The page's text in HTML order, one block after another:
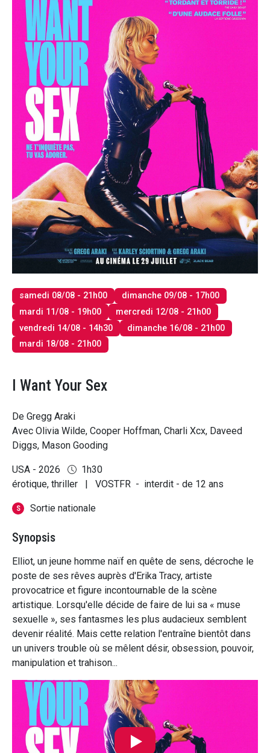
samedi 08/08 - 21h00
dimanche 09/08 - 17h00
mardi 11/08 - 19h00
mercredi 12/08 - 21h00
vendredi 14/08 - 14h30
dimanche 16/08 - 21h00
mardi 18/08 - 21h00
I Want Your Sex
De Gregg Araki
Avec Olivia Wilde, Cooper Hoffman, Charli Xcx, Daveed
Diggs, Mason Gooding
USA - 2026
1h30
érotique, thriller
| VOSTFR - interdit - de 12 ans
S Sortie nationale
Synopsis
Elliot, un jeune homme naïf en quête de sens, décroche le
poste de ses rêves auprès d'Erika Tracy, artiste
provocatrice et figure incontournable de la scène
artistique. Lorsqu'elle décide de faire de lui sa « muse
sexuelle », ses fantasmes les plus audacieux semblent
devenir réalité. Mais cette relation l'entraîne bientôt dans
un univers trouble où se mêlent désir, obsession, pouvoir,
manipulation et trahison...